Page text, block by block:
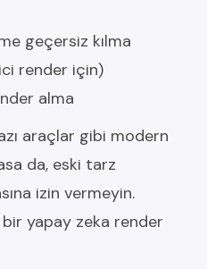
geçersiz kılma
render için)
alma
araçlar gibi modern
da, eski tarz
izin vermeyin.
yapay zeka render